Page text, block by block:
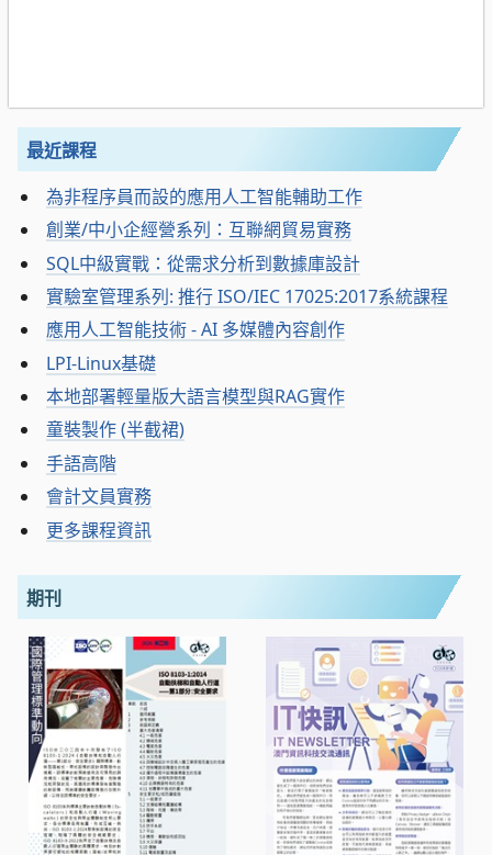
最近課程
為非程序員而設的應用人工智能輔助工作
創業/中小企經營系列：互聯網貿易實務
SQL中級實戰：從需求分析到數據庫設計
實驗室管理系列: 推行 ISO/IEC 17025:2017系統課程
應用人工智能技術 - AI 多媒體內容創作
LPI-Linux基礎
本地部署輕量版大語言模型與RAG實作
童裝製作 (半截裙)
手語高階
會計文員實務
更多課程資訊
期刊